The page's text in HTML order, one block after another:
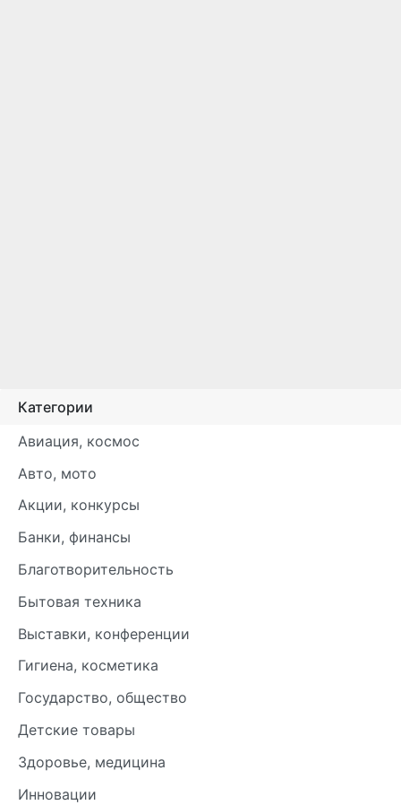
Категории
Авиация, космос
Авто, мото
Акции, конкурсы
Банки, финансы
Благотворительность
Бытовая техника
Выставки, конференции
Гигиена, косметика
Государство, общество
Детские товары
Здоровье, медицина
Инновации